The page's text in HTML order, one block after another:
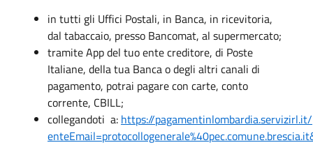
​in tutti gli Uffici Postali, in Banca, in ricevitoria,
dal tabaccaio, presso Bancomat, al supermercato;
tramite App del tuo ente creditore, di Poste
Italiane, della tua Banca o degli altri canali di
pagamento, potrai pagare con carte, conto
corrente, CBILL;
collegandoti a: https://